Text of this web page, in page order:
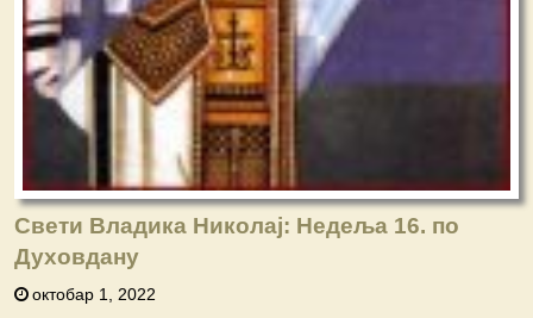
Свети Владика Николај: Недеља 16. по
Духовдану
октобар 1, 2022